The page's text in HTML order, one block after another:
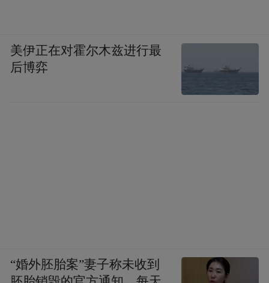
美伊正在对霍尔木兹进行最
后博弈
“婚外胚胎案”妻子称未收到